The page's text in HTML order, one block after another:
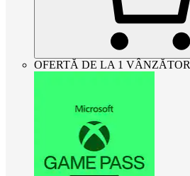
OFERTĂ DE LA 1 VÂNZĂTOR